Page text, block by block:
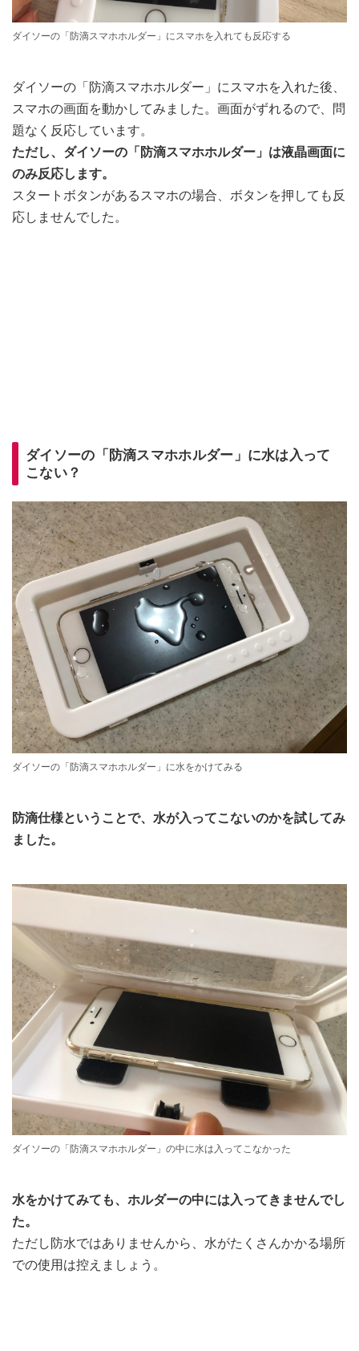
ダイソーの「防滴スマホホルダー」にスマホを入れても反応する
ダイソーの「防滴スマホホルダー」にスマホを入れた後、
スマホの画面を動かしてみました。画面がずれるので、問
題なく反応しています。
ただし、ダイソーの「防滴スマホホルダー」は液晶画面に
のみ反応します。
スタートボタンがあるスマホの場合、ボタンを押しても反
応しませんでした。
ダイソーの「防滴スマホホルダー」に水は入って
こない？
ダイソーの「防滴スマホホルダー」に水をかけてみる
防滴仕様ということで、水が入ってこないのかを試してみ
ました。
ダイソーの「防滴スマホホルダー」の中に水は入ってこなかった
水をかけてみても、ホルダーの中には入ってきませんでし
た。
ただし防水ではありませんから、水がたくさんかかる場所
での使用は控えましょう。